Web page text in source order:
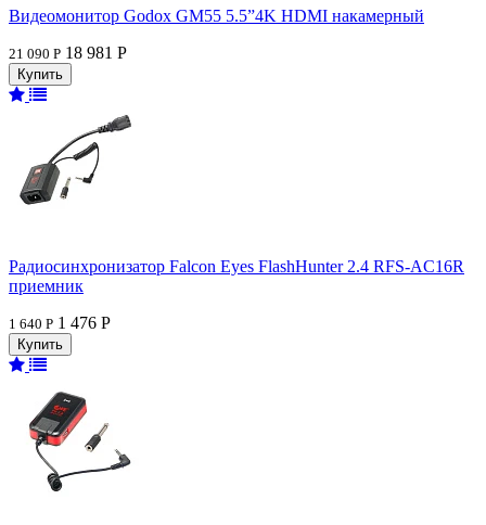
Видеомонитор Godox GM55 5.5”4K HDMI накамерный
21 090 Р 18 981 Р
Радиосинхронизатор Falcon Eyes FlashHunter 2.4 RFS-AC16R
приемник
1 640 Р 1 476 Р